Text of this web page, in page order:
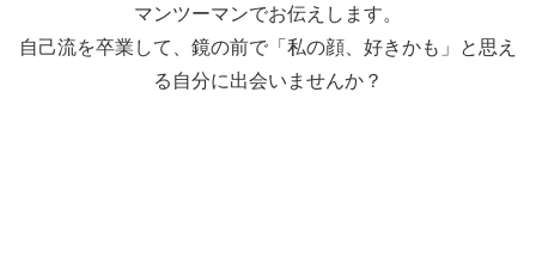
マンツーマンでお伝えします。
自己流を卒業して、鏡の前で「私の顔、好きかも」と思え
る自分に出会いませんか？